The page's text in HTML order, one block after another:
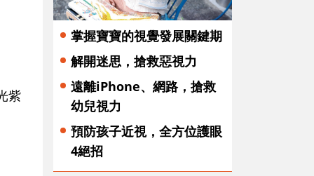
紫
掌握寶寶的視覺發展關鍵期
解開迷思，搶救惡視力
遠離iPhone、網路，搶救
幼兒視力
預防孩子近視，全方位護眼
4絕招